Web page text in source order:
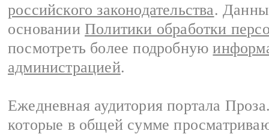
российского законодательства.
основании Политики обработки
посмотреть более подробную
администрацией.
Ежедневная аудитория портала
которые в общей сумме